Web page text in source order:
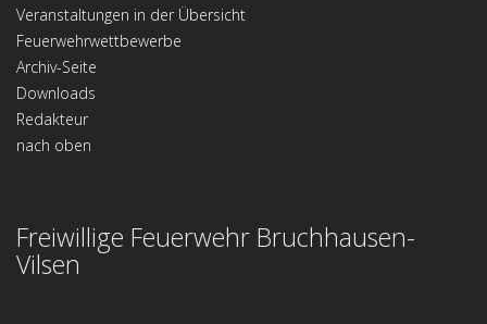
Veranstaltungen in der Übersicht
Feuerwehrwettbewerbe
Archiv-Seite
Downloads
Redakteur
nach oben
Freiwillige Feuerwehr Bruchhausen-
Vilsen